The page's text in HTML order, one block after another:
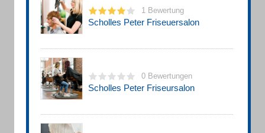
1 Bewertung
Scholles Peter Friseuersalon
0 Bewertungen
Scholles Peter Friseursalon